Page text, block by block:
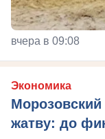
вчера в 09:08
Экономика
жатву: до